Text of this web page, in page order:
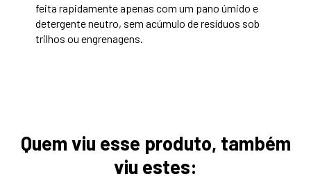
feita rapidamente apenas com um pano úmido e
detergente neutro, sem acúmulo de resíduos sob
trilhos ou engrenagens.
Quem viu esse produto, também
viu estes: